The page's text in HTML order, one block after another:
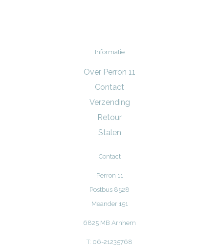
Informatie
Over Perron 11
Contact
Verzending
Retour
Stalen
Contact
Perron 11
Postbus 8528
Meander 151
6825 MB Arnhem
T: 06-21235768